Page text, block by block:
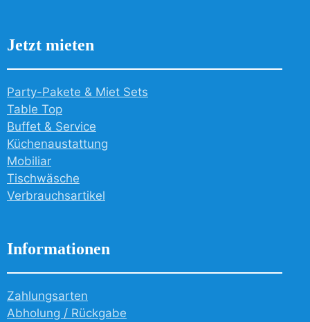
Jetzt mieten
Party-Pakete & Miet Sets
Table Top
Buffet & Service
Küchenaustattung
Mobiliar
Tischwäsche
Verbrauchsartikel
Informationen
Zahlungsarten
Abholung / Rückgabe